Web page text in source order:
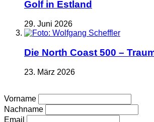
Golf in Estland
29. Juni 2026
Die North Coast 500 –
23. März 2026
Vorname
Nachname
Email